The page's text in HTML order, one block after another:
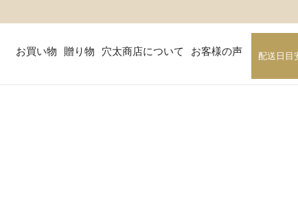
お買い物 贈り物 穴太商店について お客様の声 配送日目
価格